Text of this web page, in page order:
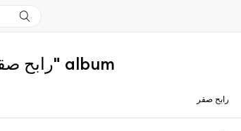
More from "رابح صقر ٢٠٢٢" album
رابح صقر